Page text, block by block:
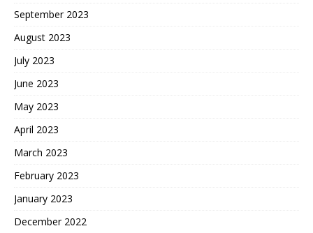
September 2023
August 2023
July 2023
June 2023
May 2023
April 2023
March 2023
February 2023
January 2023
December 2022